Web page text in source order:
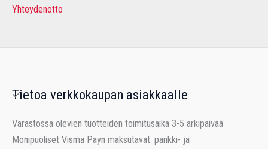
Yhteydenotto
Tietoa verkkokaupan asiakkaalle
Varastossa olevien tuotteiden toimitusaika 3-5 arkipäivää
Monipuoliset Visma Payn maksutavat: pankki- ja